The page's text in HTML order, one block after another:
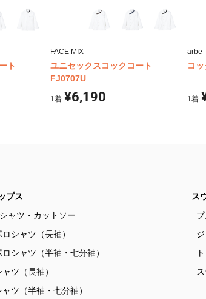
ト
FACE MIX
ユニセックスコックコート
FJ0707U
1着 ¥6,190
arbe
コ
1 着
プス
ャツ・カットソー
ロシャツ（長袖）
ロシャツ（半袖・七分袖）
ャツ（長袖）
ャツ（半袖・七分袖）
ス